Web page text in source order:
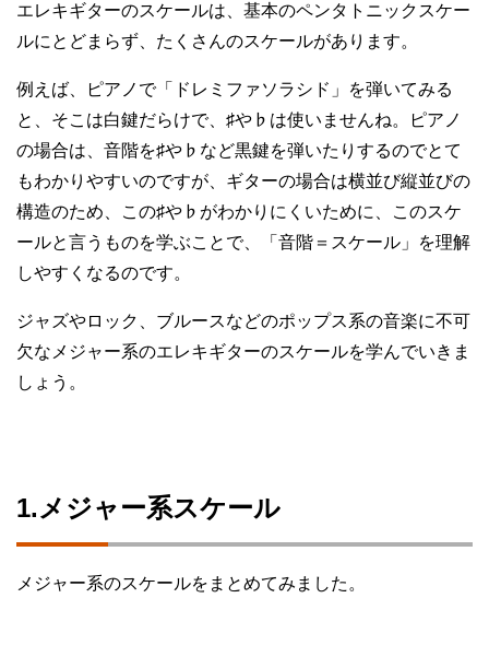
エレキギターのスケールは、基本のペンタトニックスケー
ルにとどまらず、たくさんのスケールがあります。
例えば、ピアノで「ドレミファソラシド」を弾いてみる
と、そこは白鍵だらけで、♯や♭は使いませんね。ピアノ
の場合は、音階を♯や♭など黒鍵を弾いたりするのでとて
もわかりやすいのですが、ギターの場合は横並び縦並びの
構造のため、この♯や♭がわかりにくいために、このスケ
ールと言うものを学ぶことで、「音階＝スケール」を理解
しやすくなるのです。
ジャズやロック、ブルースなどのポップス系の音楽に不可
欠なメジャー系のエレキギターのスケールを学んでいきま
しょう。
1.メジャー系スケール
メジャー系のスケールをまとめてみました。